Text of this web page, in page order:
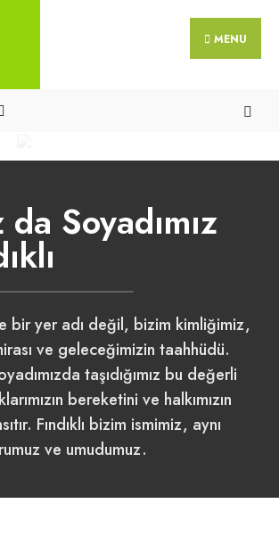
MENU
da Soyadımız
bir yer adı değil, bizim kimliğimiz,
ve geleceğimizin taahhüdü.
taşıdığımız bu değerli
bereketini ve halkımızın
Fındıklı bizim ismimiz, aynı
ve umudumuz.